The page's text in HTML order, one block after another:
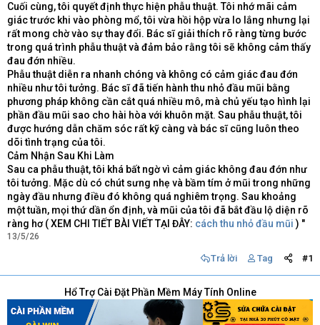
Cuối cùng, tôi quyết định thực hiện phẫu thuật. Tôi nhớ mãi cảm
giác trước khi vào phòng mổ, tôi vừa hồi hộp vừa lo lắng nhưng lại
rất mong chờ vào sự thay đổi. Bác sĩ giải thích rõ ràng từng bước
trong quá trình phẫu thuật và đảm bảo rằng tôi sẽ không cảm thấy
đau đớn nhiều.
Phẫu thuật diễn ra nhanh chóng và không có cảm giác đau đớn
nhiều như tôi tưởng. Bác sĩ đã tiến hành thu nhỏ đầu mũi bằng
phương pháp không cần cắt quá nhiều mô, mà chủ yếu tạo hình lại
phần đầu mũi sao cho hài hòa với khuôn mặt. Sau phẫu thuật, tôi
được hướng dẫn chăm sóc rất kỹ càng và bác sĩ cũng luôn theo
dõi tình trạng của tôi.
Cảm Nhận Sau Khi Làm
Sau ca phẫu thuật, tôi khá bất ngờ vì cảm giác không đau đớn như
tôi tưởng. Mặc dù có chút sưng nhẹ và bầm tím ở mũi trong những
ngày đầu nhưng điều đó không quá nghiêm trọng. Sau khoảng
một tuần, mọi thứ dần ổn định, và mũi của tôi đã bắt đầu lộ diện rõ
ràng hơ ( XEM CHI TIẾT BÀI VIẾT TẠI ĐÂY: cách thu nhỏ đầu mũi ) "
13/5/26
Trả lời Tag #1
Hổ Trợ Cài Đặt Phần Mềm Máy Tính Online